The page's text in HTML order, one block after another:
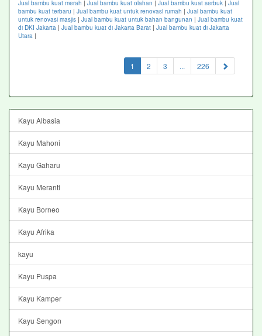
Jual bambu kuat merah | Jual bambu kuat olahan | Jual bambu kuat serbuk | Jual
bambu kuat terbaru | Jual bambu kuat untuk renovasi rumah | Jual bambu kuat
untuk renovasi masjis | Jual bambu kuat untuk bahan bangunan | Jual bambu kuat
di DKI Jakarta | Jual bambu kuat di Jakarta Barat | Jual bambu kuat di Jakarta
Utara |
1 (current)
2 3 ... 226
Kayu Albasia
Kayu Mahoni
Kayu Gaharu
Kayu Meranti
Kayu Borneo
Kayu Afrika
kayu
Kayu Puspa
Kayu Kamper
Kayu Sengon